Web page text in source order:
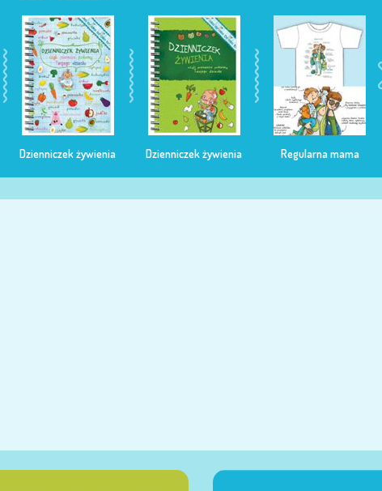
Dzienniczek żywienia Dzienniczek żywienia Regularna mama